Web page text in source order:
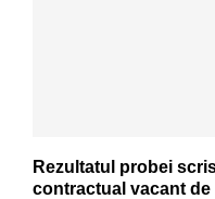
Rezultatul probei
contractual vacant